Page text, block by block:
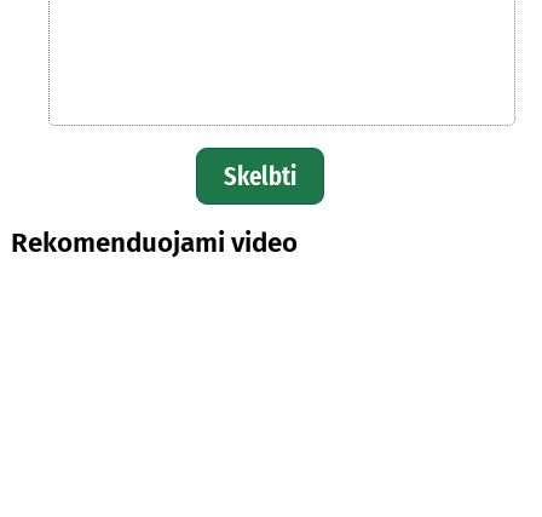
Skelbti
Rekomenduojami video